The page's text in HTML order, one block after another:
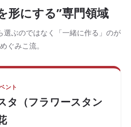
形にする”専門領域
選ぶのではなく「一緒に作る」のが
めぐみこ流。
ント
タ（フラワースタン